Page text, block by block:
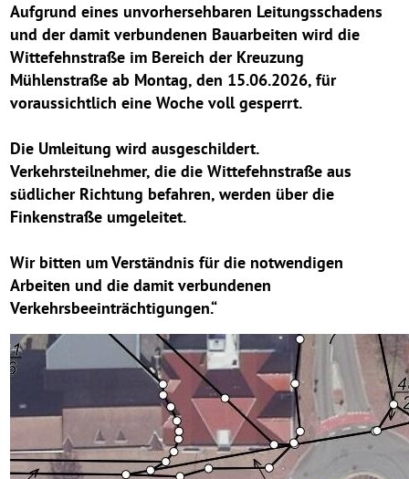
Aufgrund eines unvorhersehbaren Leitungsschadens
und der damit verbundenen Bauarbeiten wird die
Wittefehnstraße im Bereich der Kreuzung
Mühlenstraße ab Montag, den 15.06.2026, für
voraussichtlich eine Woche voll gesperrt.
Die Umleitung wird ausgeschildert.
Verkehrsteilnehmer, die die Wittefehnstraße aus
südlicher Richtung befahren, werden über die
Finkenstraße umgeleitet.
Wir bitten um Verständnis für die notwendigen
Arbeiten und die damit verbundenen
Verkehrsbeeinträchtigungen.“